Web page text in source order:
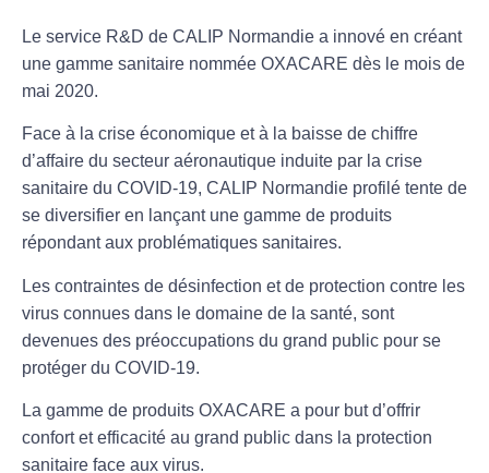
Le service R&D de CALIP Normandie a innové en créant
une gamme sanitaire nommée OXACARE dès le mois de
mai 2020.
Face à la crise économique et à la baisse de chiffre
d’affaire du secteur aéronautique induite par la crise
sanitaire du COVID-19, CALIP Normandie profilé tente de
se diversifier en lançant une gamme de produits
répondant aux problématiques sanitaires.
Les contraintes de désinfection et de protection contre les
virus connues dans le domaine de la santé, sont
devenues des préoccupations du grand public pour se
protéger du COVID-19.
La gamme de produits OXACARE a pour but d’offrir
confort et efficacité au grand public dans la protection
sanitaire face aux virus.